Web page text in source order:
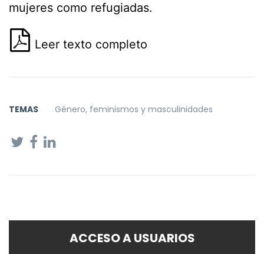
mujeres como refugiadas.
Leer texto completo
TEMAS Género, feminismos y masculinidades
ACCESO A USUARIOS